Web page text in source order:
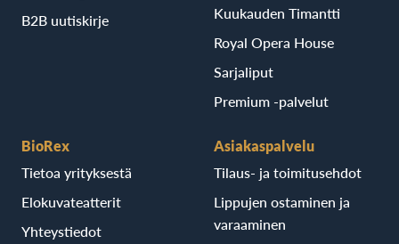
B2B uutiskirje
Kuukauden Timantti
Royal Opera House
Sarjaliput
Premium -palvelut
BioRex
Tietoa yrityksestä
Elokuvateatterit
Yhteystiedot
Asiakaspalvelu
Tilaus- ja toimitusehdot
Lippujen ostaminen ja
varaaminen